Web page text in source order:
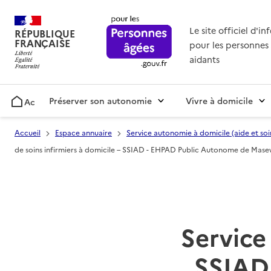
RÉPUBLIQUE
FRANÇAISE
Le site officiel
pour les personnes
aidants
AccueilPréserver son autonomie Vivre à domicile
Accueil Espace annuaire Service autonomie à domicile (aide et
de soins infirmiers à domicile – SSIAD - EHPAD Public Autonome de